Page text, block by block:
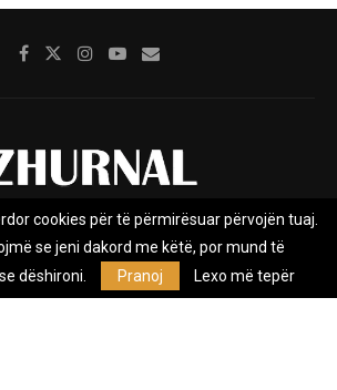
Impresumi Marketing
Privacy Policy
e Lajmeve e pavarur, e themeluar në vitin
cookies për të përmirësuar përvojën tuaj.
se jeni dakord me këtë, por mund të
dëshironi.
Pranoj Lexo më tepër